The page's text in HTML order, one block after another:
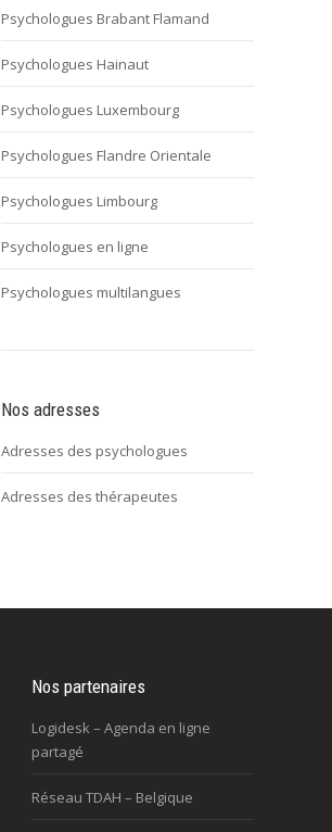
Psychologues Brabant Flamand
Psychologues Hainaut
Psychologues Luxembourg
Psychologues Flandre Orientale
Psychologues Limbourg
Psychologues en ligne
Psychologues multilangues
Nos adresses
Adresses des psychologues
Adresses des thérapeutes
Nos partenaires
Logidesk – Agenda en ligne
partagé
Réseau TDAH – Belgique